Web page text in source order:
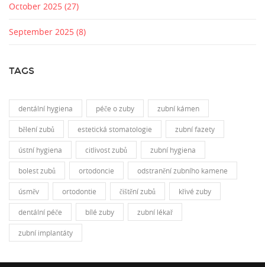
October 2025 (27)
September 2025 (8)
TAGS
dentální hygiena péče o zuby zubní kámen
bělení zubů estetická stomatologie zubní fazety
ústní hygiena citlivost zubů zubní hygiena
bolest zubů ortodoncie odstranění zubního kamene
úsměv ortodontie čištění zubů křivé zuby
dentální péče bílé zuby zubní lékař
zubní implantáty